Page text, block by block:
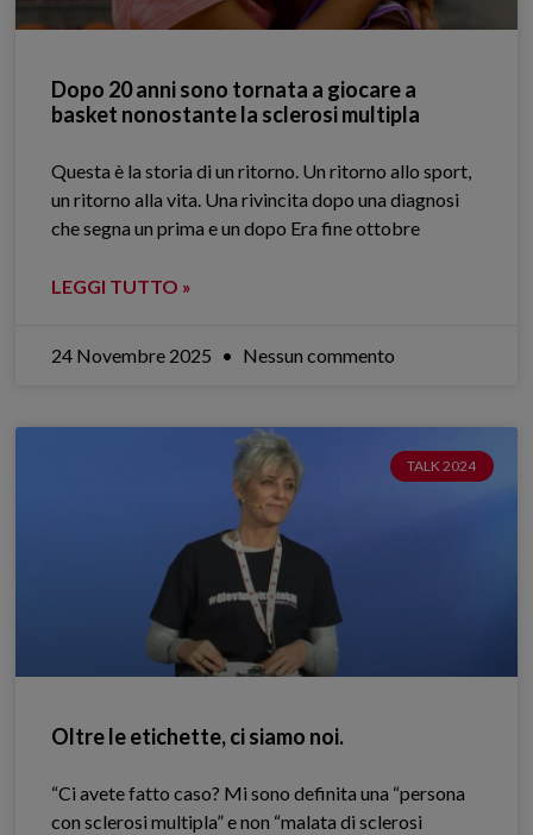
Dopo 20 anni sono tornata a giocare a
basket nonostante la sclerosi multipla
Questa è la storia di un ritorno. Un ritorno allo sport,
un ritorno alla vita. Una rivincita dopo una diagnosi
che segna un prima e un dopo Era fine ottobre
LEGGI TUTTO »
24 Novembre 2025 Nessun commento
TALK 2024
Oltre le etichette, ci siamo noi.
“Ci avete fatto caso? Mi sono definita una “persona
con sclerosi multipla” e non “malata di sclerosi